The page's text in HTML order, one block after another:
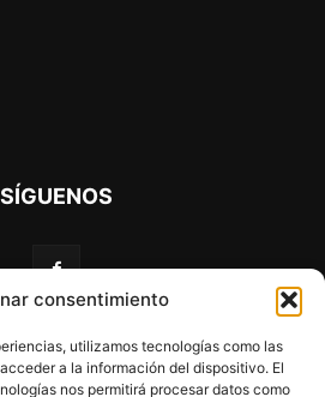
consentimiento
utilizamos tecnologías como las
a la información del dispositivo. El
nos permitirá procesar datos como
SÍGUENOS